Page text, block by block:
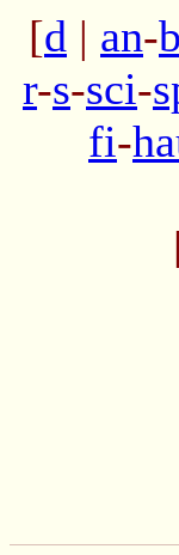
[d | an-b
r-s-sci-
fi-